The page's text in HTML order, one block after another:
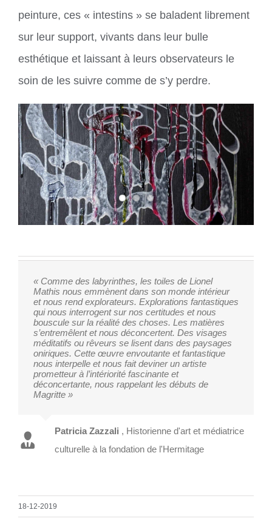
peinture, ces « intestins » se baladent librement
sur leur support, vivants dans leur bulle
esthétique et laissant à leurs observateurs le
soin de les suivre comme de s’y perdre.
« Comme des labyrinthes, les toiles de Lionel
Mathis nous emmènent dans son monde intérieur
et nous rend explorateurs. Explorations fantastiques
qui nous interrogent sur nos certitudes et nous
bouscule sur la réalité des choses. Les matières
s’entremêlent et nous déconcertent. Des visages
méditatifs ou rêveurs se lisent dans des paysages
oniriques. Cette œuvre envoutante et fantastique
nous interpelle et nous fait deviner un artiste
prometteur à l’intériorité fascinante et
déconcertante, nous rappelant les débuts de
Magritte »
Patricia Zazzali , Historienne d'art et médiatrice
culturelle à la fondation de l'Hermitage
18-12-2019